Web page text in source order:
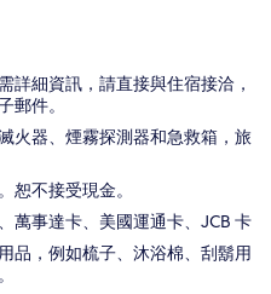
詳細資訊，請直接與住宿接洽，
郵件。
火器、煙霧探測器和急救箱，旅
恕不接受現金。
萬事達卡、美國運通卡、JCB 卡
品，例如梳子、沐浴棉、刮鬍用